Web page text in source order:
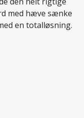
med hæve sænke
en totalløsning.